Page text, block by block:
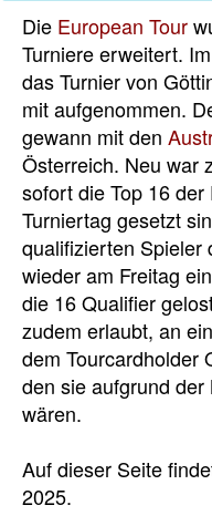
Die European Tour
Turniere erweitert.
das Turnier von
mit aufgenommen.
gewann mit den
Österreich. Neu war
sofort die Top 16
Turniertag gesetzt
qualifizierten Spieler
wieder am Freitag
die 16 Qualifier
zudem erlaubt, an
dem Tourcardholder
den sie aufgrund
wären.
Auf dieser Seite
2025.